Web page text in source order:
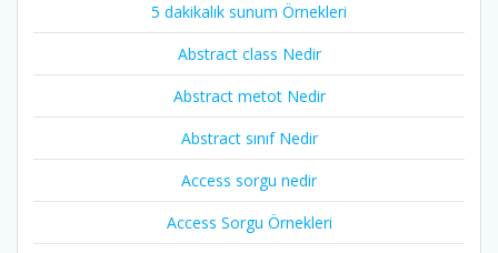
5 dakikalık sunum Örnekleri
Abstract class Nedir
Abstract metot Nedir
Abstract sınıf Nedir
Access sorgu nedir
Access Sorgu Örnekleri